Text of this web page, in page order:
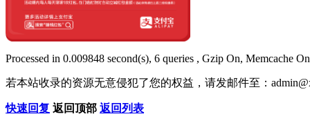
Processed in 0.009848 second(s), 6 queries , Gzip On, Memcache
若本站收录的资源无意侵犯了您的权益，请发邮件至：
快速回复 返回顶部 返回列表